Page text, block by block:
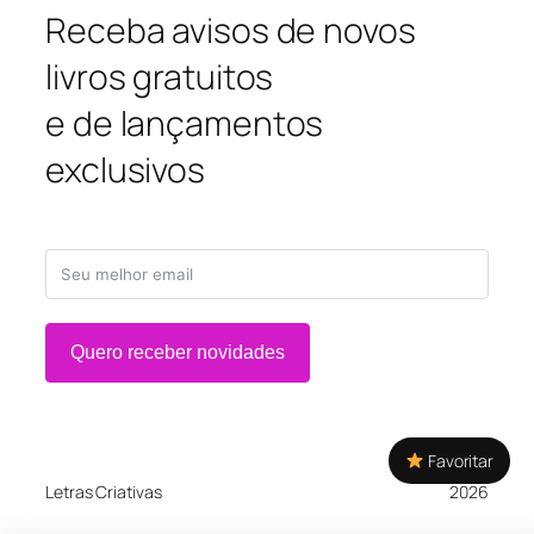
Receba avisos de novos
livros gratuitos
e de lançamentos
exclusivos
Quero receber novidades
Letras Criativas 2026
Favoritar